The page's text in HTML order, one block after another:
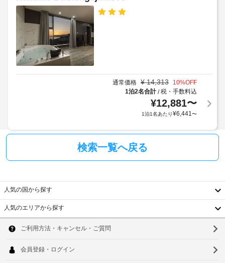
通常価格 ¥ 14,313 10%OFF
1泊2名合計/税・手数料込
¥12,881〜
1泊1名あたり¥6,441〜
検索一覧へ戻る
人気の国から探す
韓
国
人気のエリアから探す
ウ